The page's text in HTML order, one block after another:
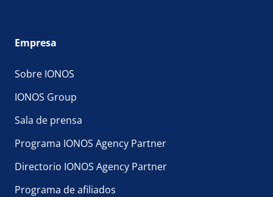
Empresa
Sobre IONOS
IONOS Group
Sala de prensa
Programa IONOS Agency Partner
Directorio IONOS Agency Partner
Programa de afiliados